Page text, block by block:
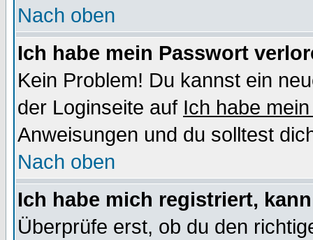
Nach oben
Ich habe mein Passwort
Kein Problem! Du kannst ein
der Loginseite auf Ich habe
Anweisungen und du solltest
Nach oben
Ich habe mich registriert,
Überprüfe erst, ob du den